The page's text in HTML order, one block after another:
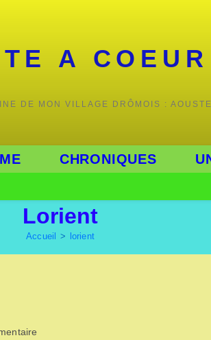
A COEUR
DE MON VILLAGE DRÔMOIS :
CHRONIQUES
Lorient
Accueil > lorient